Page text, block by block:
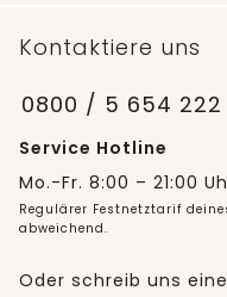
Kontaktiere uns
0800 / 5 654 222
Service Hotline
Mo.-Fr. 8:00 – 21:00
Regulärer Festnetztarif
abweichend.
Oder schreib uns